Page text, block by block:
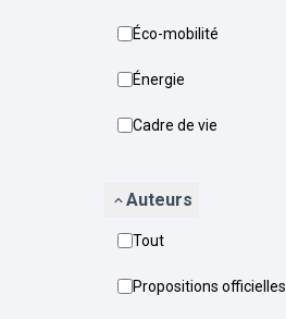
Éco-mobilité
Énergie
Cadre de vie
Auteurs
Tout
Propositions officielles